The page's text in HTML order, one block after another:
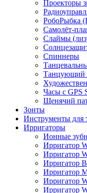
Проекторы
РобоРыбка
Самолёт-
Слаймы
Спиннеры
Танцующий
Часы с GPS
Щенячий
Зонты
Инструменты для
Ирригаторы
Ионные
Ирригатор
Ирригатор
Ирригатор
Ирригатор
Ирригатор
Ирригатор